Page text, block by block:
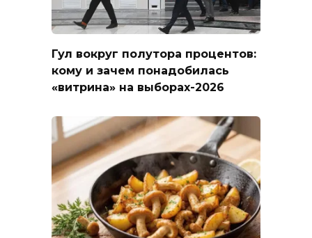
Гул вокруг полутора процентов:
кому и зачем понадобилась
«витрина» на выборах-2026